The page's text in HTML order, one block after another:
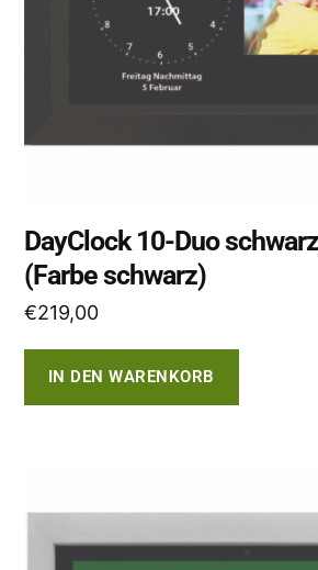
DayClock 10-Duo
(Farbe schwarz)
€219,00
IN DEN WARENKORB